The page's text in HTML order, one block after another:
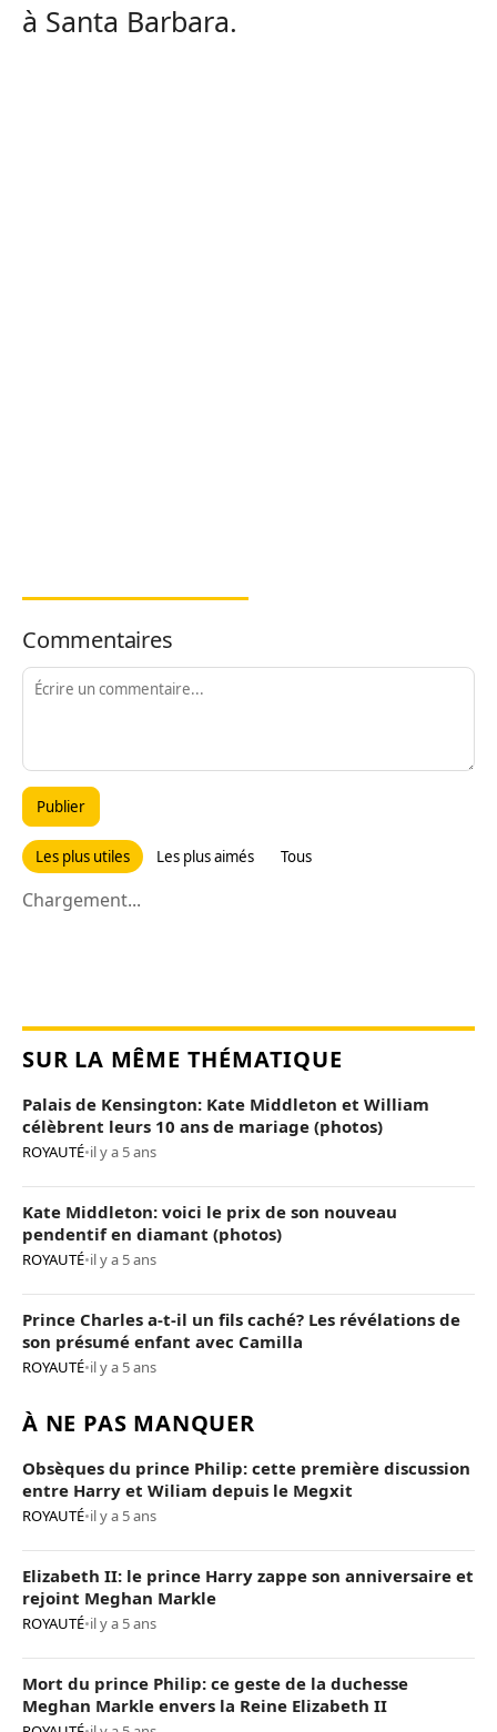
à Santa Barbara.
Commentaires
Publier
Les plus utiles Les plus aimés Tous
Chargement...
SUR LA MÊME THÉMATIQUE
Palais de Kensington: Kate Middleton et William
célèbrent leurs 10 ans de mariage (photos)
ROYAUTÉ•il y a 5 ans
Kate Middleton: voici le prix de son nouveau
pendentif en diamant (photos)
ROYAUTÉ•il y a 5 ans
Prince Charles a-t-il un fils caché? Les révélations de
son présumé enfant avec Camilla
ROYAUTÉ•il y a 5 ans
À NE PAS MANQUER
Obsèques du prince Philip: cette première discussion
entre Harry et Wiliam depuis le Megxit
ROYAUTÉ•il y a 5 ans
Elizabeth II: le prince Harry zappe son anniversaire et
rejoint Meghan Markle
ROYAUTÉ•il y a 5 ans
Mort du prince Philip: ce geste de la duchesse
Meghan Markle envers la Reine Elizabeth II